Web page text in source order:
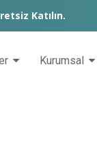
Katılın.
Kurumsal